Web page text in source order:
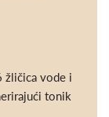
žličica vode i
tonik